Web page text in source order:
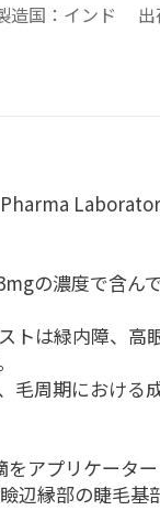
造国：インド 出
の濃度で含んで
トは緑内障、高
毛周期における
アプリケータ
辺縁部の睫毛基